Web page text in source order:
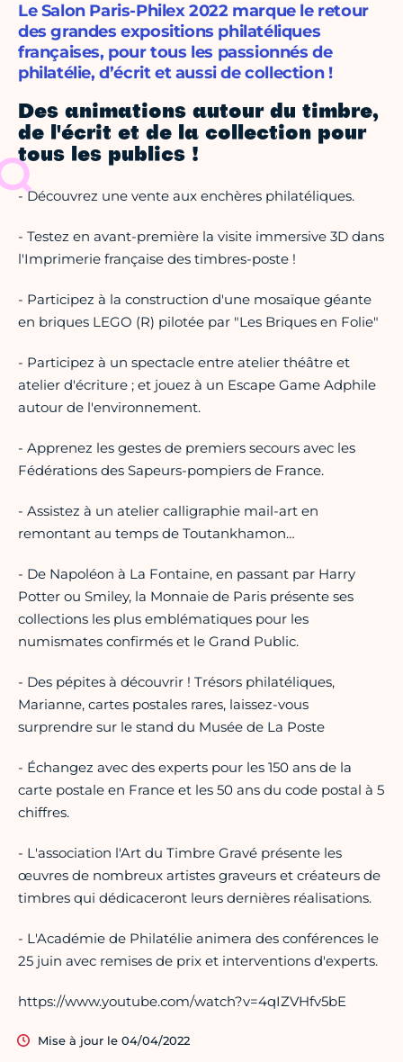
Le Salon Paris-Philex 2022 marque le retour
des grandes expositions philatéliques
françaises, pour tous les passionnés de
philatélie, d’écrit et aussi de collection !
Des animations autour du timbre,
de l'écrit et de la collection pour
tous les publics !
- Découvrez une vente aux enchères philatéliques.
- Testez en avant-première la visite immersive 3D dans
l'Imprimerie française des timbres-poste !
- Participez à la construction d'une mosaïque géante
en briques LEGO (R) pilotée par "Les Briques en Folie"
- Participez à un spectacle entre atelier théâtre et
atelier d'écriture ; et jouez à un Escape Game Adphile
autour de l'environnement.
- Apprenez les gestes de premiers secours avec les
Fédérations des Sapeurs-pompiers de France.
- Assistez à un atelier calligraphie mail-art en
remontant au temps de Toutankhamon…
- De Napoléon à La Fontaine, en passant par Harry
Potter ou Smiley, la Monnaie de Paris présente ses
collections les plus emblématiques pour les
numismates confirmés et le Grand Public.
- Des pépites à découvrir ! Trésors philatéliques,
Marianne, cartes postales rares, laissez-vous
surprendre sur le stand du Musée de La Poste
- Échangez avec des experts pour les 150 ans de la
carte postale en France et les 50 ans du code postal à 5
chiffres.
- L'association l'Art du Timbre Gravé présente les
œuvres de nombreux artistes graveurs et créateurs de
timbres qui dédicaceront leurs dernières réalisations.
- L'Académie de Philatélie animera des conférences le
25 juin avec remises de prix et interventions d'experts.
https://www.youtube.com/watch?v=4qIZVHfv5bE
Mise à jour le 04/04/2022